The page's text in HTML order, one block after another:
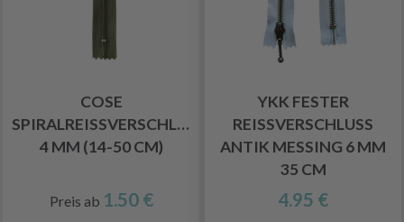
COSE
SPIRALREISSVERSCHLUSS, 4
MM (14-50 CM)
Preis ab 1.50 €
YKK FESTER
REISSVERSCHLUSS A
NTIK MESSING 6 MM 3
5 CM
4.95 €